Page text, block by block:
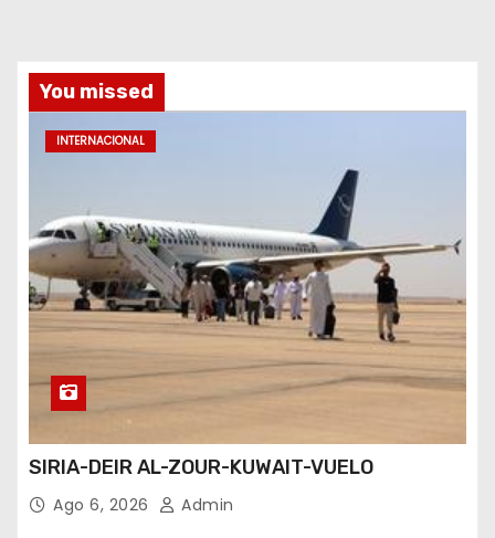
You missed
INTERNACIONAL
SIRIA-DEIR AL-ZOUR-KUWAIT-VUELO
Ago 6, 2026 Admin